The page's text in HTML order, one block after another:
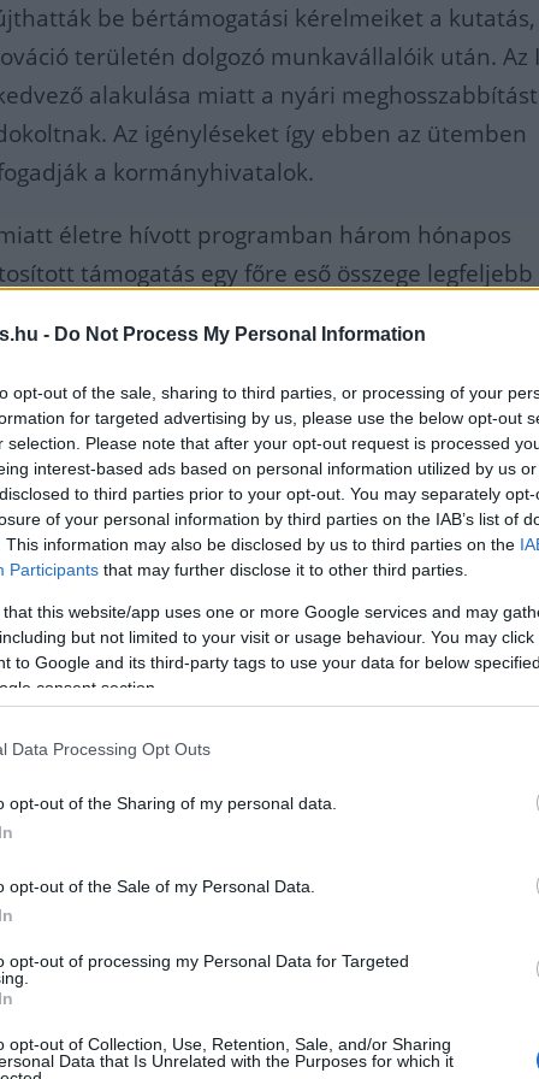
- Do Not Process My Personal Information
opt-out of the sale, sharing to third parties, or processing of your
for targeted advertising by us, please use the below opt-out
selection. Please note that after your opt-out request is processed
interest-based ads based on personal information utilized by us
to third parties prior to your opt-out. You may separately
of your personal information by third parties on the IAB’s list of
This information may also be disclosed by us to third parties on the
Participants that may further disclose it to other third parties.
that this website/app uses one or more Google services and may
but not limited to your visit or usage behaviour. You may
to Google and its third-party tags to use your data for below
consent section.
Data Processing Opt Outs
opt-out of the Sharing of my personal data.
opt-out of the Sale of my Personal Data.
opt-out of processing my Personal Data for Targeted
opt-out of Collection, Use, Retention, Sale, and/or Sharing
Data that Is Unrelated with the Purposes for which it
be bértámogatási kérelmeiket a kutatás,
területén dolgozó munkavállalóik után. Az
alakulása miatt a nyári
Az igényléseket így ebben az ütemben
a kormányhivatalok.
életre hívott programban három hónapos
támogatás egy főre eső összege legfeljebb
legalább három hónapig tovább foglalkoztatni
munkabérüket nem csökkentheti. A program így
garantálhatja a magas hozzáadott értéket
a lehetőséggel élő cégeknél.
tavaly közel 23 ezer,
17 ezer munkahely
járult hozzá.
főként a feldolgozóipar, az
a szakmai, tudományos, műszaki tevékenység
de előfordulnak közöttük kereskedelmi
is. Többségük mikro-, kis- vagy középvállalkozás. A
kérelem a fővárosból, Veszprém és Pest
az ITM.
kiemelte: